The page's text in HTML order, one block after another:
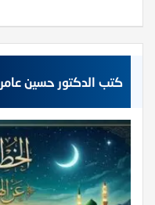
كتب الدكتور حسين عامر